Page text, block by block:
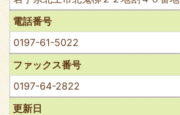
電話番号
0197-61-5022
ファックス番号
0197-64-2822
更新日